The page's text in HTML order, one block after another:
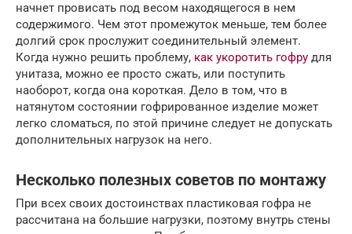
начнет провисать под весом находящегося в нем
содержимого. Чем этот промежуток меньше, тем более
долгий срок прослужит соединительный элемент.
Когда нужно решить проблему, как укоротить гофру для
унитаза, можно ее просто сжать, или поступить
наоборот, когда она короткая. Дело в том, что в
натянутом состоянии гофрированное изделие может
легко сломаться, по этой причине следует не допускать
дополнительных нагрузок на него.
Несколько полезных советов по монтажу
При всех своих достоинствах пластиковая гофра не
рассчитана на большие нагрузки, поэтому внутрь стены